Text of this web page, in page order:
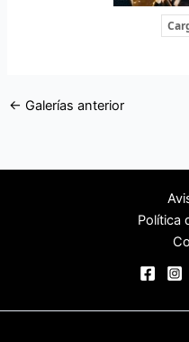
← Galerías anterior
Política